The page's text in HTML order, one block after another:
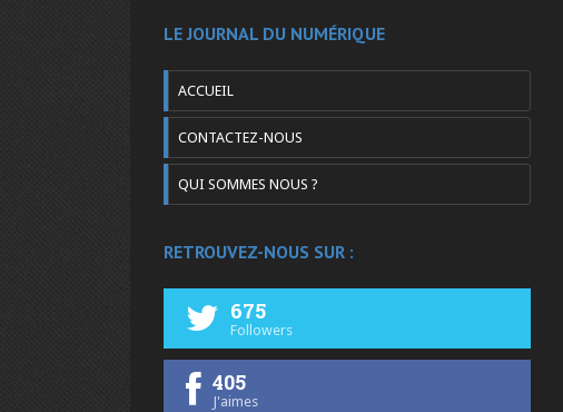
LE JOURNAL DU NUMÉRIQUE
ACCUEIL
CONTACTEZ-NOUS
QUI SOMMES NOUS ?
RETROUVEZ-NOUS SUR :
675
Followers
405
J'aimes